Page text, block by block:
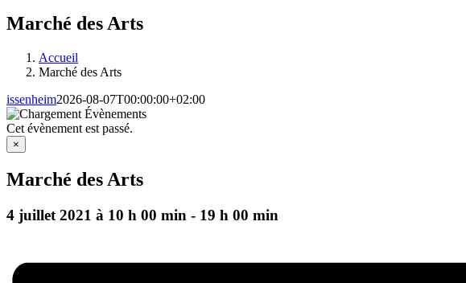
Marché des Arts
Accueil
Marché des Arts
issenheim2026-08-07T00:00:00+02:00
Cet évènement est passé.
×
Marché des Arts
4 juillet 2021 à 10 h 00 min - 19 h 00 min